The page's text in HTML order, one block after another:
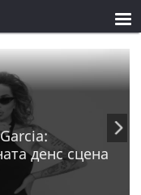
денс сцена